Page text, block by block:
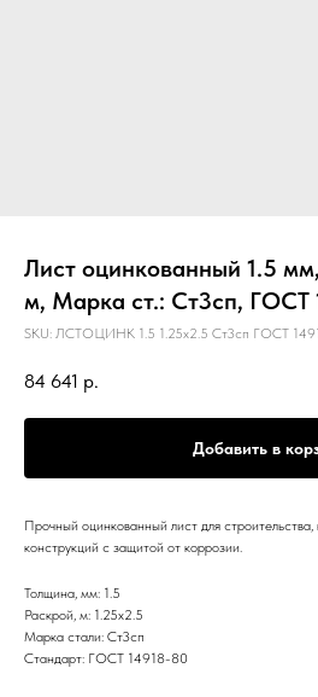
Лист оцинкованный 1.5
м, Марка ст.: Ст3сп, ГОСТ
SKU: ЛСТОЦИНК 1.5 1.25х2.5 Ст3сп ГОСТ
84 641 р.
Добавить в
Прочный оцинкованный лист для
конструкций с защитой от коррозии.
Толщина, мм: 1.5
Раскрой, м: 1.25х2.5
Марка стали: Ст3сп
Стандарт: ГОСТ 14918-80